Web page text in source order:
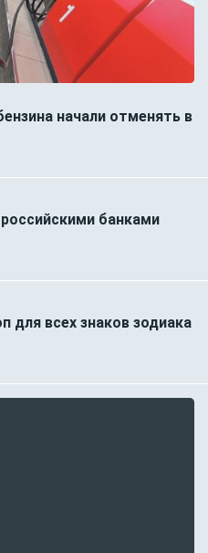
начали отменять в
банками
для всех знаков зодиака